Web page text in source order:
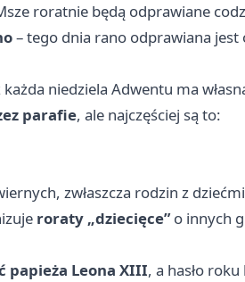
roratnie będą odprawiane
– tego dnia rano odprawiana jest
każda niedziela Adwentu ma
parafie, ale najczęściej są to:
zwłaszcza rodzin z
roraty „dziecięce”o innych
papieża Leona XIII, a hasło